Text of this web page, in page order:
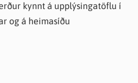
kynnt á upplýsingatöflu í
og á heimasíðu